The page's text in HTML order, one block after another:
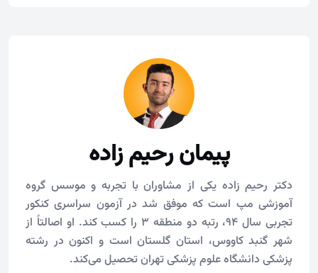
پیمان رحیم زاده
دکتر رحیم زاده یکی از مشاوران با تجربه و موسس گروه
آموزشی مپ است که موفق شد در آزمون سراسری کنکور
تجربی سال 94، رتبه دو منطقه ۳ را کسب کند. او اصالتاً از
شهر گنبد کاووس، استان گلستان است و اکنون در رشته
پزشکی دانشگاه علوم پزشکی تهران تحصیل می‌کند.